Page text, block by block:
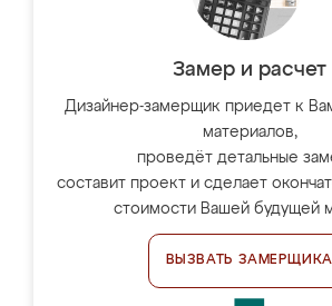
Замер и расчет
Дизайнер-замерщик приедет к
материалов,
проведёт детальные
составит проект и сделает
стоимости Вашей будущей
ВЫЗВАТЬ ЗАМЕРЩИКА